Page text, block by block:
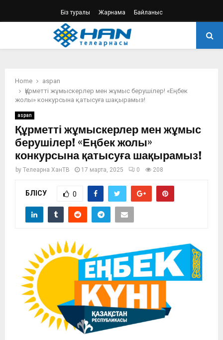
Біз туралы Жарнама Байланыс
PRIMARY
Home
aspan
Құрметті жұмыскерлер мен жұмыс берушілер! «Еңбек
жолы» конкурсына қатысуға шақырамыз!
aspan
Құрметті жұмыскерлер мен жұмыс
берушілер! «Еңбек жолы»
конкурсына қатысуға шақырамыз!
by Телеарна ХанТВ 17 марта, 2025 0 208
БӨЛІСУ 0